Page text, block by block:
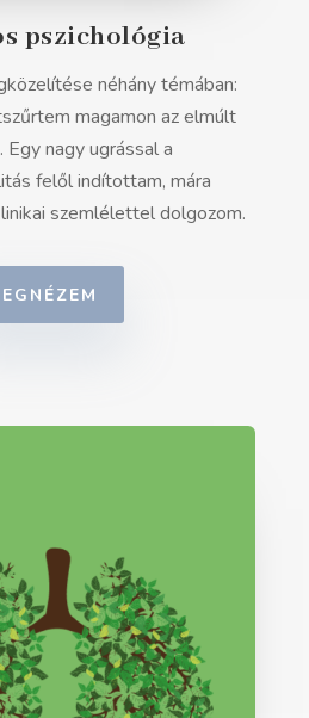
pszichológia
néhány témában:
magamon az elmúlt
Egy nagy ugrással a
felől indítottam, mára
szemlélettel dolgozom.